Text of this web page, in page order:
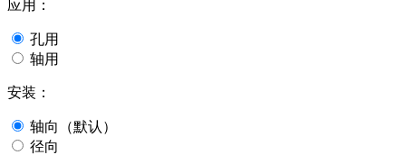
应用：
孔用
轴用
安装：
轴向（默认）
径向